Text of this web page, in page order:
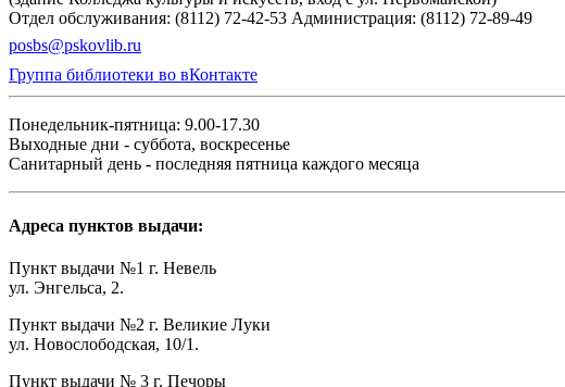
Отдел обслуживания: (8112) 72-42-53 Администрация: (8112) 72-89-49
posbs@pskovlib.ru
Группа библиотеки во вКонтакте
Понедельник-пятница: 9.00-17.30
Выходные дни - суббота, воскресенье
Санитарный день - последняя пятница каждого месяца
Адреса пунктов выдачи:
Пункт выдачи №1 г. Невель
ул. Энгельса, 2.
Пункт выдачи №2 г. Великие Луки
ул. Новослободская, 10/1.
Пункт выдачи № 3 г. Печоры